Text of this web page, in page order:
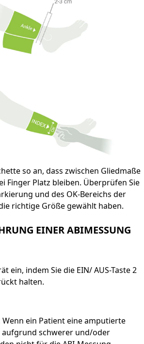
so an, dass zwischen Gliedmaße
Finger Platz bleiben. Überprüfen Sie
und des OK-Bereichs der
richtige Größe gewählt haben.
EINER ABIMESSUNG
ein, indem Sie die EIN/ AUS-Taste 2
halten.
ein Patient eine amputierte
aufgrund schwerer und/oder